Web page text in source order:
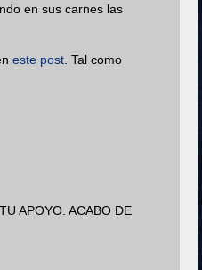
en sus carnes las
este post . Tal como
APOYO. ACABO DE